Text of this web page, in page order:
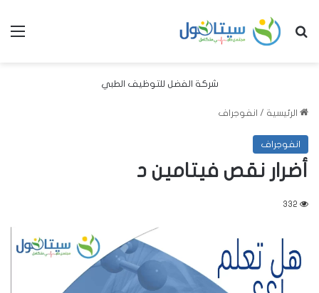
بحث عن
شركة الفضل للتوظيف الطبي
الرئيسية / انفوجراف
انفوجراف
أضرار نقص فيتامين د
332